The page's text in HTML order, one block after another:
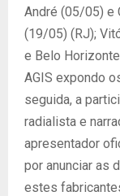
André (05/05) e
(19/05) (RJ);
e Belo
AGIS expondo
seguida, a
radialista e
apresentador
por anunciar as
estes